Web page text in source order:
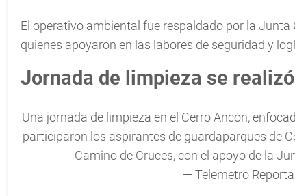
El operativo ambiental fue respaldado por la
quienes apoyaron en las labores de seguridad y
Jornada de limpieza se
Una jornada de limpieza en el Cerro Ancón,
participaron los aspirantes de guardaparques de
Camino de Cruces, con el apoyo de la
— Telemetro